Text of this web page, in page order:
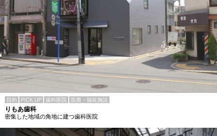
目的 PICK UP 歯科医院 医療・福祉施設
りもあ歯科
密集した地域の角地に建つ歯科医院